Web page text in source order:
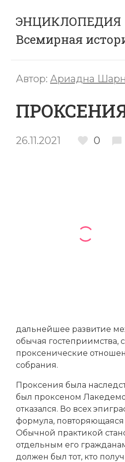
ЭНЦИКЛОПЕДИЯ
Всемирная
Автор: Ариадна
ПРОКСЕНИЯ
26.11.2021 0
дальнейшее развитие
обычая гостеприимства,
проксенические
собрания.
Проксения была
был проксеном
отказался. Во всех
формула, повторяющаяся
Обычной практикой
отдельным его
должен был тот, кто